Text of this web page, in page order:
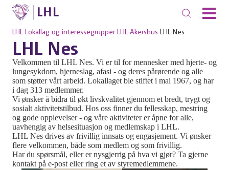
LHL Lokallag og interessegrupper LHL Akershus LHL Nes
LHL Nes
Velkommen til LHL Nes. Vi er til for mennesker med hjerte- og
lungesykdom, hjerneslag, afasi - og deres pårørende og alle
som støtter vårt arbeid. Lokallaget ble stiftet i mai 1967, og har
i dag 313 medlemmer.
Vi ønsker å bidra til økt livskvalitet gjennom et bredt, trygt og
sosialt aktivitetstilbud. Hos oss finner du fellesskap, mestring
og gode opplevelser - og våre aktiviteter er åpne for alle,
uavhengig av helsesituasjon og medlemskap i LHL.
LHL Nes drives av frivillig innsats og engasjement. Vi ønsker
flere velkommen, både som medlem og som frivillig.
Har du spørsmål, eller er nysgjerrig på hva vi gjør? Ta gjerne
kontakt på e-post eller ring et av styremedlemmene.